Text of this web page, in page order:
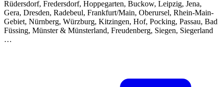
Rüdersdorf, Fredersdorf, Hoppegarten, Buckow, Leipzig, Jena,
Gera, Dresden, Radebeul, Frankfurt/Main, Oberursel, Rhein-Main-
Gebiet, Nürnberg, Würzburg, Kitzingen, Hof, Pocking, Passau, Bad
Füssing, Münster & Münsterland, Freudenberg, Siegen, Siegerland
…